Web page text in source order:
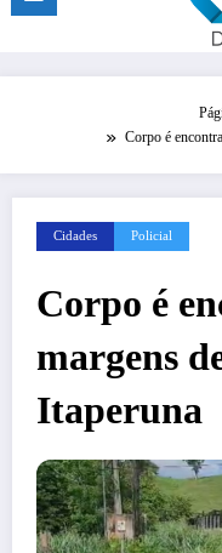
Corpo é
Cidades Policial
Corpo é
margens
Itaperuna